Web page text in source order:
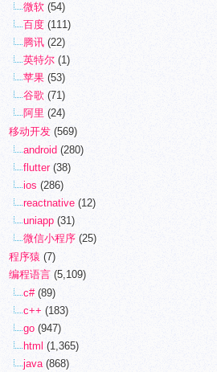
微软 (54)
百度 (111)
腾讯 (22)
英特尔 (1)
苹果 (53)
谷歌 (71)
阿里 (24)
移动开发 (569)
android (280)
flutter(38)
ios (286)
reactnative (12)
uniapp (31)
微信小程序 (25)
程序猿 (7)
编程语言 (5,109)
c#(89)
c++ (183)
go (947)
html (1,365)
java(868)